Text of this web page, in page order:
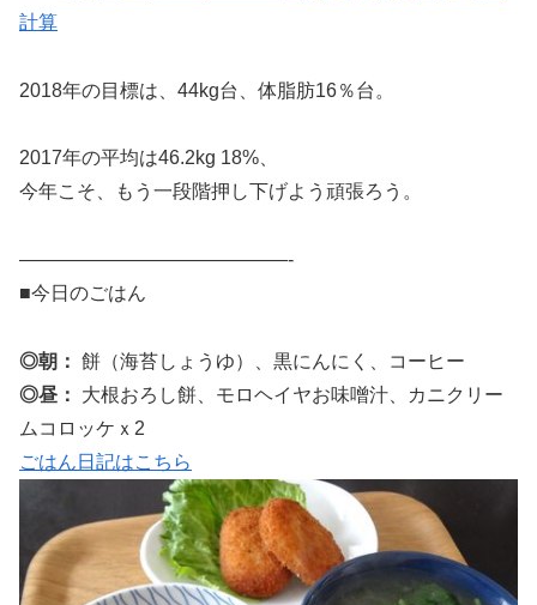
計算
2018年の目標は、 44kg台、体脂肪16％台 。
2017年の平均は46.2kg 18%、
今年こそ、もう一段階押し下げよう頑張ろう。
——————————————-
■今日のごはん
◎朝： 餅（海苔しょうゆ）、黒にんにく、コーヒー
◎昼：
大根おろし餅、モロヘイヤお味噌汁、カニクリー
ムコロッケｘ2
ごはん日記はこちら